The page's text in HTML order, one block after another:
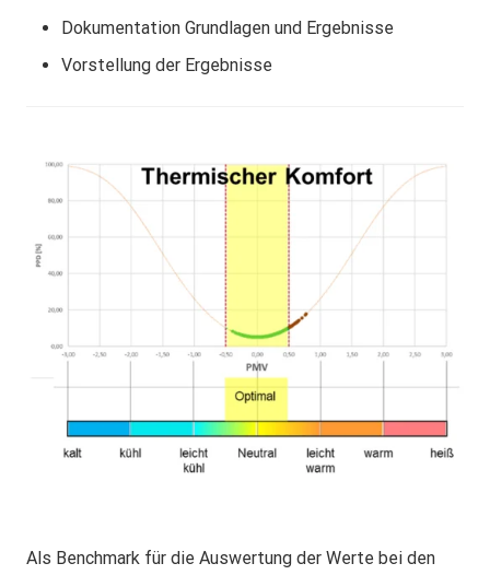
Dokumentation Grundlagen und Ergebnisse
Vorstellung der Ergebnisse
Als Benchmark für die Auswertung der Werte bei den